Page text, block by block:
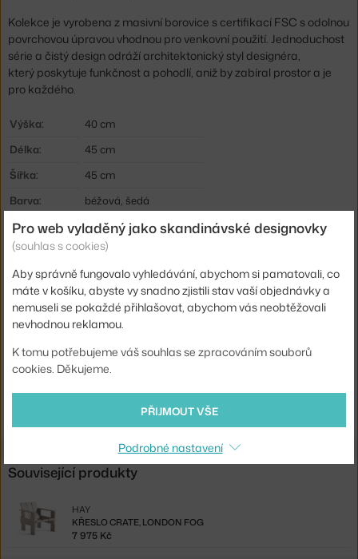
Kolekce je vyrobena z masivní borovice s certifikací FSC s odolnou
povrchovou úpravou vhodnou pro venkovní použití. Jednoduchost
série a čistý design odráží architektonický styl designéra,
který poskytuje funkčnost a pohodlí, aniž by zabíral prostor a je
pro každého.
Výška:
40 cm
Délka:
45 cm
Šířka:
45 cm
Barva:
béžová, šedá
Materiál:
borovicové dřevo
Podnož:
dřevo
Tvar stolu:
čtverec
Deska stolu:
dřevo
Kód produktu HAY-AD120-C947-AM89
EAN
5710441325468
Ste zo Slovenska? Prejdite naStolík Crate, london fog
Shopping from the EU? Switch toCrate Low Table, london fog
Související produkty
KŘESLO CRATE, LONDON FOG
HAY
7 975 Kč
Pro web vyladěný jako skandinávské designovky
(souhlas s cookies)
Aby správně fungovalo vyhledávání, abychom si pamatovali, co
máte v košíku, abyste vy snadno zjistili stav vaší objednávky a
nemuseli se pokaždé přihlašovat, abychom vás neobtěžovali
nevhodnou reklamou.
K tomu potřebujeme váš souhlas se zpracováním souborů
cookies. Děkujeme.
PŘIJMOUT VŠE
Podrobné nastavení